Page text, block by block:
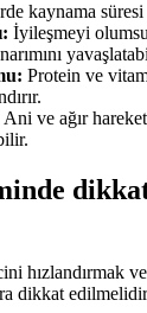
kaynama
İyileşmeyi
Protein ve
Ani ve ağır
hızlandırmak
dikkat